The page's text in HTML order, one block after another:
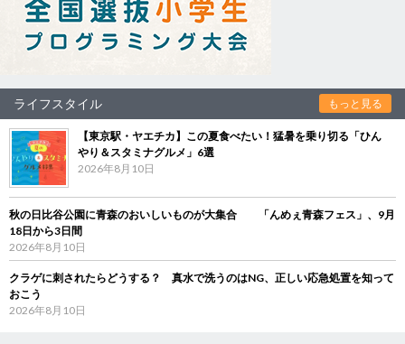
ライフスタイル もっと見る
【東京駅・ヤエチカ】この夏食べたい！猛暑を乗り切る「ひん
やり＆スタミナグルメ」6選
2026年8月10日
秋の日比谷公園に青森のおいしいものが大集合 「んめぇ青森フェス」、9月
18日から3日間
2026年8月10日
クラゲに刺されたらどうする？ 真水で洗うのはNG、正しい応急処置を知って
おこう
2026年8月10日